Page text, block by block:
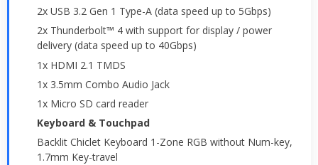
2x USB 3.2 Gen 1 Type-A (data speed up to 5Gbps)
2x Thunderbolt™ 4 with support for display / power
delivery (data speed up to 40Gbps)
1x HDMI 2.1 TMDS
1x 3.5mm Combo Audio Jack
1x Micro SD card reader
Keyboard & Touchpad
Backlit Chiclet Keyboard 1-Zone RGB without Num-key,
1.7mm Key-travel